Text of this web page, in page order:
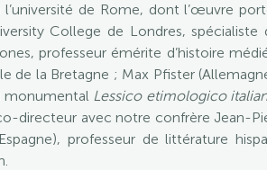
de Rome, dont l’œuvre
College de Londres, spécialiste
professeur émérite d’histoire
de la Bretagne ; Max Pfister
monumental Lessico etimologico
directeur avec notre confrère Jean-
professeur de littérature